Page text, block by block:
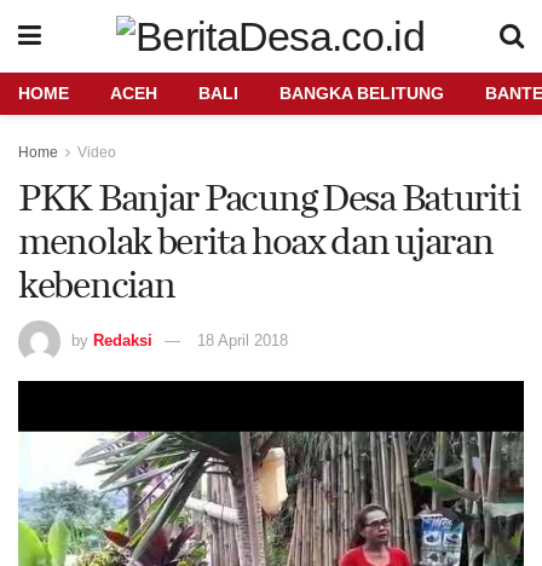
HOME ACEH BALI BANGKA BELITUNG
Home Video
PKK Banjar Pacung Desa Baturiti
menolak berita hoax dan ujaran
kebencian
by Redaksi 18 April 2018